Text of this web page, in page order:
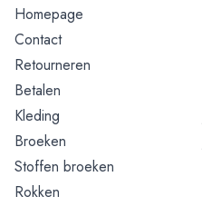
Homepage
Contact
Retourneren
Betalen
Kleding
Broeken
Stoffen broeken
Rokken